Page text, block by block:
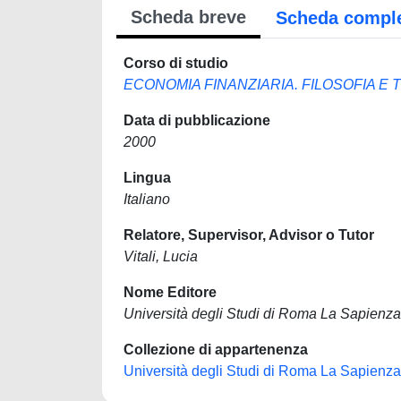
Scheda breve Scheda
Corso di studio
ECONOMIA FINANZIARIA. FILOSOFIA E
Data di pubblicazione
2000
Lingua
Italiano
Relatore, Supervisor, Advisor o Tutor
Vitali, Lucia
Nome Editore
Università degli Studi di Roma La Sapienza
Collezione di appartenenza
Università degli Studi di Roma La Sapienza